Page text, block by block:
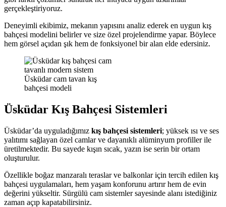
gerçekleştiriyoruz.
Deneyimli ekibimiz, mekanın yapısını analiz ederek en uygun kış
bahçesi modelini belirler ve size özel projelendirme yapar. Böylece
hem görsel açıdan şık hem de fonksiyonel bir alan elde edersiniz.
Üsküdar cam tavan kış
bahçesi modeli
Üsküdar Kış Bahçesi Sistemleri
Üsküdar’da uyguladığımız kış bahçesi sistemleri; yüksek ısı ve ses
yalıtımı sağlayan özel camlar ve dayanıklı alüminyum profiller ile
üretilmektedir. Bu sayede kışın sıcak, yazın ise serin bir ortam
oluşturulur.
Özellikle boğaz manzaralı teraslar ve balkonlar için tercih edilen kış
bahçesi uygulamaları, hem yaşam konforunu artırır hem de evin
değerini yükseltir. Sürgülü cam sistemler sayesinde alanı istediğiniz
zaman açıp kapatabilirsiniz.